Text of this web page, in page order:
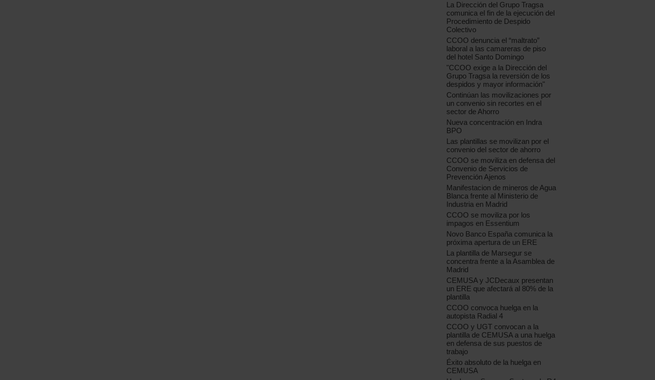
La Dirección del Grupo Tragsa
comunica el fin de la ejecución del
Procedimiento de Despido
Colectivo
CCOO denuncia el “maltrato”
laboral a las camareras de piso
del hotel Santo Domingo
"CCOO exige a la Dirección del
Grupo Tragsa la reversión de los
despidos y mayor información"
Continúan las movilizaciones por
un convenio sin recortes en el
sector de Ahorro
Nueva concentración en Indra
BPO
Las plantillas se movilizan por el
convenio del sector de ahorro
CCOO se moviliza en defensa del
Convenio de Servicios de
Prevención Ajenos
Manifestacion de mineros de Agua
Blanca frente al Ministerio de
Industria en Madrid
CCOO se moviliza por los
impagos en Essentium
Novo Banco España comunica la
próxima apertura de un ERE
La plantilla de Marsegur se
concentra frente a la Asamblea de
Madrid
CEMUSA y JCDecaux presentan
un ERE que afectará al 80% de la
plantilla
CCOO convoca huelga en la
autopista Radial 4
CCOO y UGT convocan a la
plantilla de CEMUSA a una huelga
en defensa de sus puestos de
trabajo
Éxito absoluto de la huelga en
CEMUSA